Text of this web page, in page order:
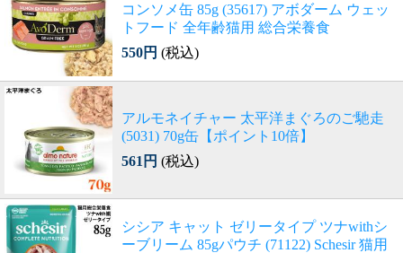
コンソメ缶 85g (35617) アボダーム ウェッ
トフード 全年齢猫用 総合栄養食
550円 (税込)
アルモネイチャー 太平洋まぐろのご馳走
(5031) 70g缶【ポイント10倍】
561円 (税込)
シシア キャット ゼリータイプ ツナwithシ
ーブリーム 85gパウチ (71122) Schesir 猫用